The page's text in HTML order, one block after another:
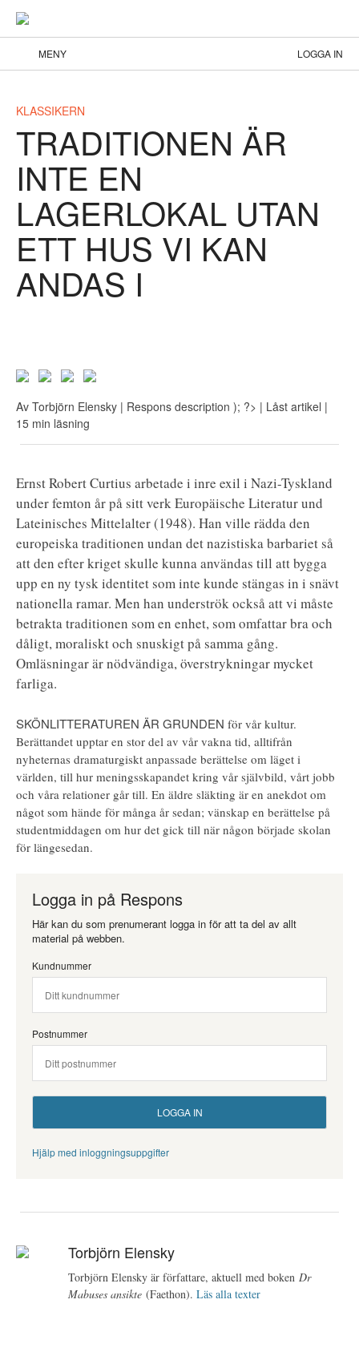
MENY LOGGA IN
KLASSIKERN
TRADITIONEN ÄR
INTE EN
LAGERLOKAL UTAN
ETT HUS VI KAN
ANDAS I
Av Torbjörn Elensky | Respons description ); ?> | Låst artikel |
15 min läsning
Ernst Robert Curtius arbetade i inre exil i Nazi-Tyskland
under femton år på sitt verk Europäische Literatur und
Lateinisches Mittelalter (1948). Han ville rädda den
europeiska traditionen undan det nazistiska barbariet så
att den efter kriget skulle kunna användas till att bygga
upp en ny tysk identitet som inte kunde stängas in i snävt
nationella ramar. Men han underströk också att vi måste
betrakta traditionen som en enhet, som omfattar bra och
dåligt, moraliskt och snuskigt på samma gång.
Omläsningar är nödvändiga, överstrykningar mycket
farliga.
SKÖNLITTERATUREN ÄR GRUNDEN för vår kultur.
Berättandet upptar en stor del av vår vakna tid, alltifrån
nyheternas dramaturgiskt anpassade berättelse om läget i
världen, till hur meningsskapandet kring vår självbild, vårt jobb
och våra relationer går till. En äldre släkting är en anekdot om
något som hände för många år sedan; vänskap en berättelse på
studentmiddagen om hur det gick till när någon började skolan
för längesedan.
Logga in på Respons
Här kan du som prenumerant logga in för att ta del av allt
material på webben.
Kundnummer
Postnummer
Hjälp med inloggningsuppgifter
Torbjörn Elensky
Torbjörn Elensky är författare, aktuell med boken Dr
Mabuses ansikte (Faethon).Läs alla texter